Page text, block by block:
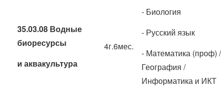
35.03.08 Водные
биоресурсы
и аквакультура
4г.6мес.
- Биология
- Русский язык
- Математика (проф) /
География /
Информатика и ИКТ